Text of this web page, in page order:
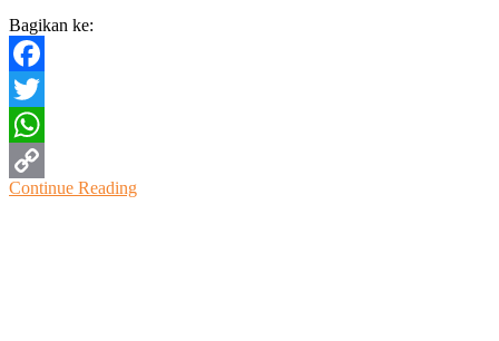
Bagikan ke:
Facebook
Twitter
WhatsApp
Copy
Continue Reading